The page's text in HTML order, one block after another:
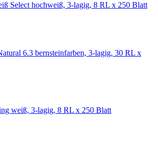
Select hochweiß, 3-lagig, 8 RL x 250 Blatt
6.3 bernsteinfarben, 3-lagig, 30 RL x
weiß, 3-lagig, 8 RL x 250 Blatt